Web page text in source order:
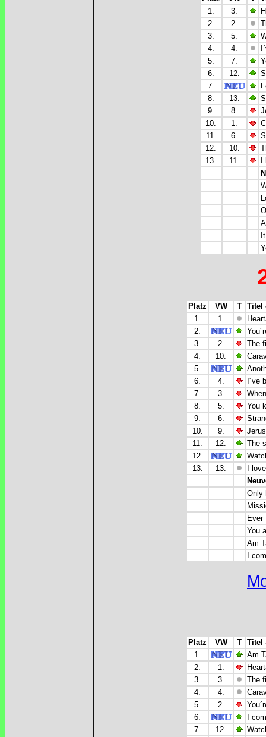
1.
3.
2.
2.
3.
5.
4.
4.
5.
7.
6.
12.
7.
8.
13.
9.
8.
10.
1.
11.
6.
12.
10.
13.
11.
Platz VW T Titel
1.
1.
2.
3.
2.
The
4.
10.
5.
6.
4.
I´ve
7.
3.
8.
5.
You
9.
6.
10.
9.
11.
12.
The
12.
13.
13.
I
Only
Ever
You
Am
I
Platz VW T Titel
1.
Am
2.
1.
3.
3.
The
4.
4.
5.
2.
6.
I
7.
12.